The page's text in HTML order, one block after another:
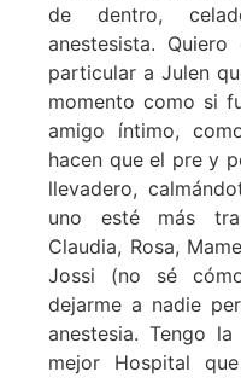
de dentro,
anestesista.
particular a Julen
momento como si
amigo íntimo,
hacen que el pre y
llevadero,
uno esté más
Claudia, Rosa,
Jossi (no sé
dejarme a nadie
anestesia. Tengo
mejor Hospital